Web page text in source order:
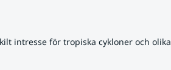
intresse för tropiska cykloner och olika